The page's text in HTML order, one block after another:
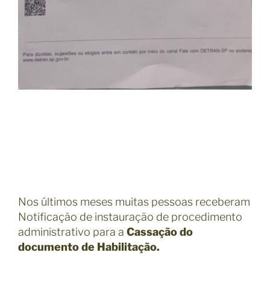
Nos últimos meses muitas pessoas receberam
Notificação de instauração de procedimento
administrativo para a Cassação do
documento de Habilitação.